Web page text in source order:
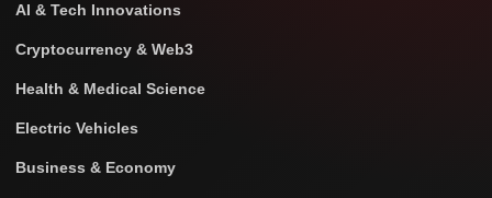
AI & Tech Innovations
Cryptocurrency & Web3
Health & Medical Science
Electric Vehicles
Business & Economy